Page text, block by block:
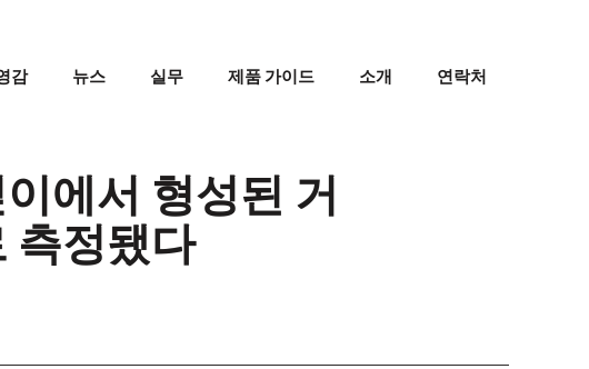
감 뉴스 실무 제품 가이드 소개 연락처
에서 형성된 거
측정됐다